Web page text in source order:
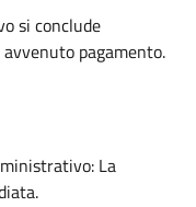
si conclude
pagamento.
La